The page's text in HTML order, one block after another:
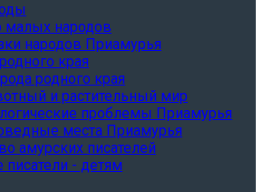
малых народов
народов Приамурья
края
родного края
и растительный мир
проблемы Приамурья
места Приамурья
амурских писателей
писатели - детям